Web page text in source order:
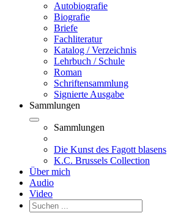
Autobiografie
Biografie
Briefe
Fachliteratur
Katalog / Verzeichnis
Lehrbuch / Schule
Roman
Schriftensammlung
Signierte Ausgabe
Sammlungen
Sammlungen
Die Kunst des Fagott blasens
K.C. Brussels Collection
Über mich
Audio
Video